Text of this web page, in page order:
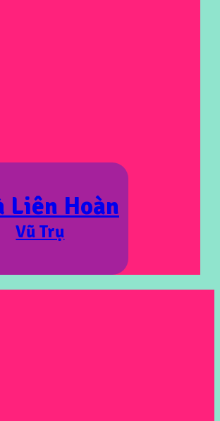
Liên Hoàn
Vũ Trụ